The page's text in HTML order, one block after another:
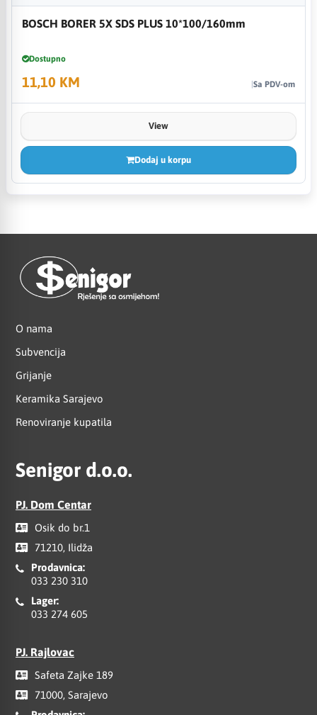
BOSCH BORER 5X SDS PLUS 10*100/160mm
Dostupno
11,10 KM Sa PDV-om
View
Dodaj u korpu
O nama
Subvencija
Grijanje
Keramika Sarajevo
Renoviranje kupatila
Senigor d.o.o.
PJ. Dom Centar
Osik do br.1
71210, Ilidža
Prodavnica:
033 230 310
Lager:
033 274 605
PJ. Rajlovac
Safeta Zajke 189
71000, Sarajevo